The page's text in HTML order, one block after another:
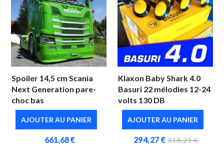
Spoiler 14,5 cm Scania
Next Generation pare-
choc bas
AJOUTER AU PANIER
661,68 €
Klaxon Baby Shark 4.0
Basuri 22 mélodies 12-24
volts 130 DB
AJOUTER AU PANIER
294,27 € 318,21 €